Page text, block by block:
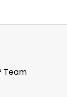
Team